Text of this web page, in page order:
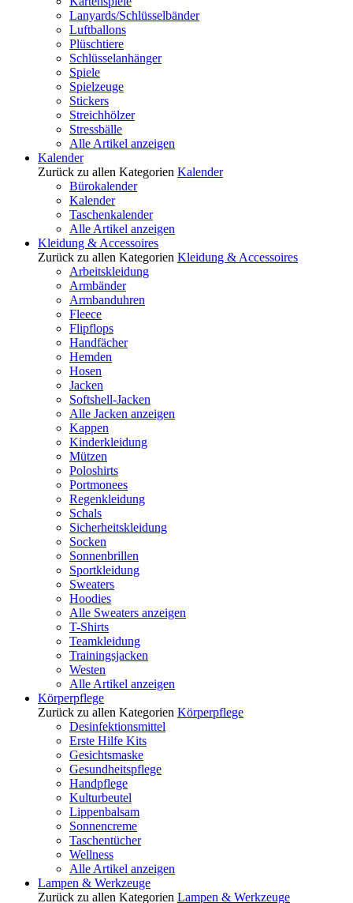
Lanyards/Schlüsselbänder
Luftballons
Plüschtiere
Schlüsselanhänger
Spiele
Spielzeuge
Stickers
Streichhölzer
Stressbälle
Alle Artikel anzeigen
Kalender
Zurück zu allen Kategorien Kalender
Bürokalender
Kalender
Taschenkalender
Alle Artikel anzeigen
Kleidung & Accessoires
Zurück zu allen Kategorien Kleidung & Accessoires
Arbeitskleidung
Armbänder
Armbanduhren
Fleece
Flipflops
Handfächer
Hemden
Hosen
Jacken
Softshell-Jacken
Alle Jacken anzeigen
Kappen
Kinderkleidung
Mützen
Poloshirts
Portmonees
Regenkleidung
Schals
Sicherheitskleidung
Socken
Sonnenbrillen
Sportkleidung
Sweaters
Hoodies
Alle Sweaters anzeigen
T-Shirts
Teamkleidung
Trainingsjacken
Westen
Alle Artikel anzeigen
Körperpflege
Zurück zu allen Kategorien Körperpflege
Desinfektionsmittel
Erste Hilfe Kits
Gesichtsmaske
Gesundheitspflege
Handpflege
Kulturbeutel
Lippenbalsam
Sonnencreme
Taschentücher
Wellness
Alle Artikel anzeigen
Lampen & Werkzeuge
Zurück zu allen Kategorien Lampen & Werkzeuge